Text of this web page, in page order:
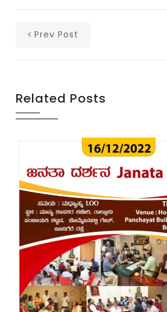
Prev Post
Related Posts